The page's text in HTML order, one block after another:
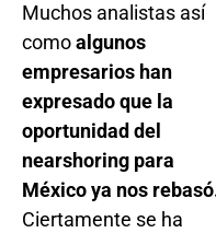
Muchos analistas así
comoalgunos
empresarios han
expresado que la
oportunidad del
nearshoring para
México ya nos
Ciertamente se ha